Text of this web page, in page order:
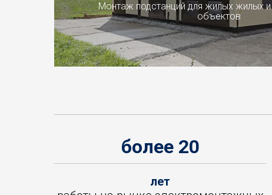
Монтаж подстанций для жилых жилых
объектов
более 20
лет